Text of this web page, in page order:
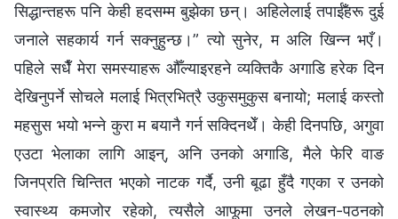
सिद्धान्तहरू पनि केही हदसम्म बुझेका छन्। अहिलेलाई तपाईँहरू दुई
जनाले सहकार्य गर्न सक्नुहुन्छ।” त्यो सुनेर, म अलि खिन्न भएँ।
पहिले सधैँ मेरा समस्याहरू औँल्याइरहने व्यक्तिकै अगाडि हरेक दिन
देखिनुपर्ने सोचले मलाई भित्रभित्रै उकुसमुकुस बनायो; मलाई कस्तो
महसुस भयो भन्ने कुरा म बयानै गर्न सक्दिनथेँ। केही दिनपछि, अगुवा
एउटा भेलाका लागि आइन्, अनि उनको अगाडि, मैले फेरि वाङ
जिनप्रति चिन्तित भएको नाटक गर्दै, उनी बूढा हुँदै गएका र उनको
स्वास्थ्य कमजोर रहेको, त्यसैले आफूमा उनले लेखन-पठनको